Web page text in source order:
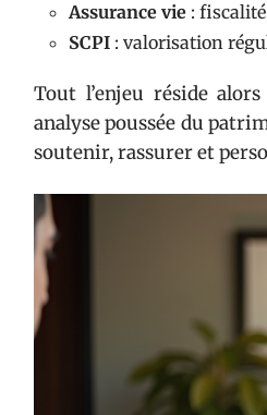
Assurance vie :
SCPI : valorisation
Tout l’enjeu réside
analyse poussée du
soutenir, rassurer et